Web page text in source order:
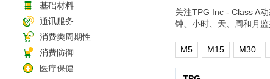
基础材料
通讯服务
消费类周期性
消费防御
医疗保健
关注TPG Inc - Class A
钟、小时、天、周和月
M5 M15 M30